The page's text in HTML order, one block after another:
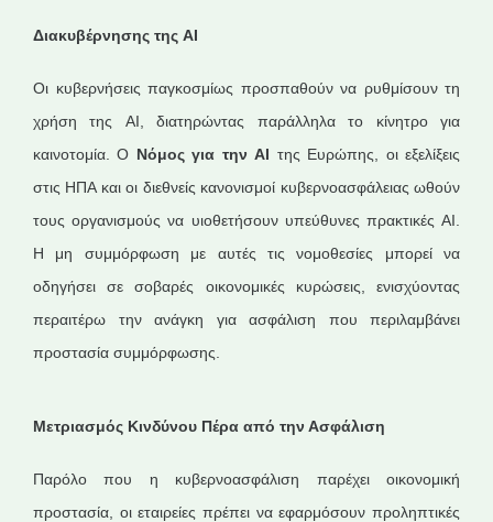
Διακυβέρνησης της AI
Οι κυβερνήσεις παγκοσμίως προσπαθούν να ρυθμίσουν τη
χρήση της AI, διατηρώντας παράλληλα το κίνητρο για
καινοτομία. Ο Νόμος για τηνAI της Ευρώπης, οι εξελίξεις
στις ΗΠΑ και οι διεθνείς κανονισμοί κυβερνοασφάλειας ωθούν
τους οργανισμούς να υιοθετήσουν υπεύθυνες πρακτικές AI.
Η μη συμμόρφωση με αυτές τις νομοθεσίες μπορεί να
οδηγήσει σε σοβαρές οικονομικές κυρώσεις, ενισχύοντας
περαιτέρω την ανάγκη για ασφάλιση που περιλαμβάνει
προστασία συμμόρφωσης.
Μετριασμός Κινδύνου Πέρα από την Ασφάλιση
Παρόλο που η κυβερνοασφάλιση παρέχει οικονομική
προστασία, οι εταιρείες πρέπει να εφαρμόσουν προληπτικές